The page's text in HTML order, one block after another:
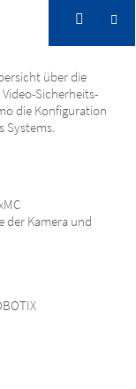
über die
Sicherheits-
die Konfiguration
Systems.
der Kamera und